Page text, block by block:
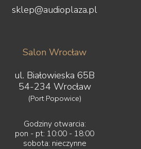
sklep@audioplaza.pl
Salon Wrocław
ul. Białowieska 65B
54-234 Wrocław
(Port Popowice)
Godziny otwarcia:
pon - pt: 10:00 - 18:00
sobota: nieczynne